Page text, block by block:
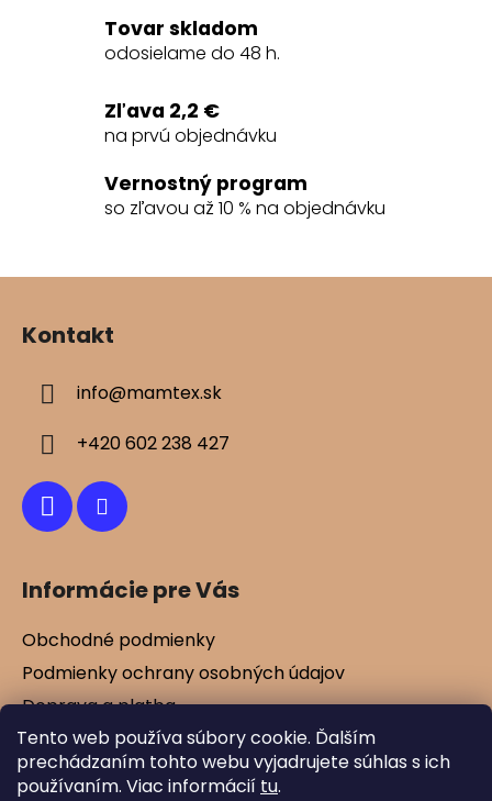
Tento web používa súbory cookie. Ďalším
prechádzaním tohto webu vyjadrujete súhlas s ich
používaním. Viac informácií tu.
a
c
p
r
v
k
y
ý
Tovar skladom
odosielame do 48 h.
Zľava 2,2 €
na prvú objednávku
Vernostný program
so zľavou až 10 % na objednávku
Z
Kontakt
info@mamtex.sk
+420 602 238 427
Informácie pre Vás
Obchodné podmienky
Podmienky ochrany osobných údajov
Doprava a platba
Kontakty
Vernostné zľavy